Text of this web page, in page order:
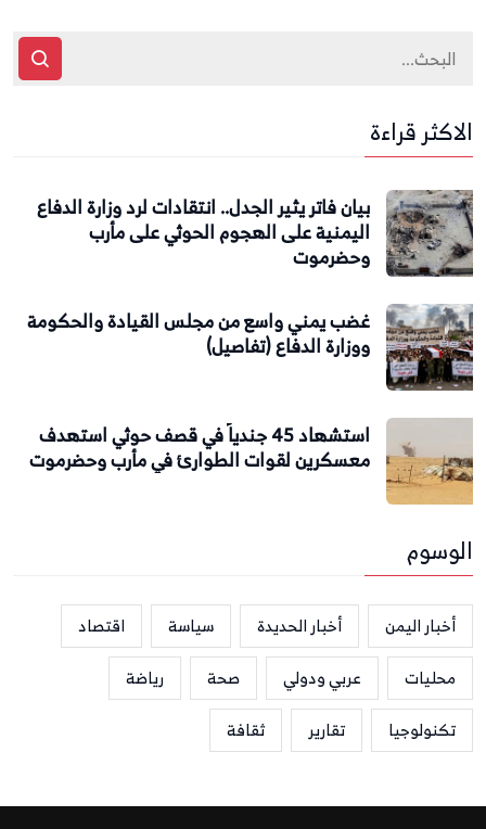
الاكثر قراءة
بيان فاتر يثير الجدل.. انتقادات لرد وزارة الدفاع
اليمنية على الهجوم الحوثي على مأرب
وحضرموت
غضب يمني واسع من مجلس القيادة والحكومة
ووزارة الدفاع (تفاصيل)
استشهاد 45 جندياً في قصف حوثي استهدف
معسكرين لقوات الطوارئ في مأرب وحضرموت
الوسوم
أخبار اليمن أخبار الحديدة سياسة
اقتصاد
محليات
عربي ودولي صحة
رياضة
تكنولوجيا
تقارير ثقافة